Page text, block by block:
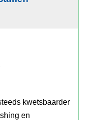
kwetsbaarder
en